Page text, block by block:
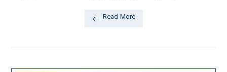
Read More